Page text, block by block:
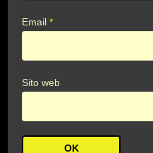
Email*
Sito web